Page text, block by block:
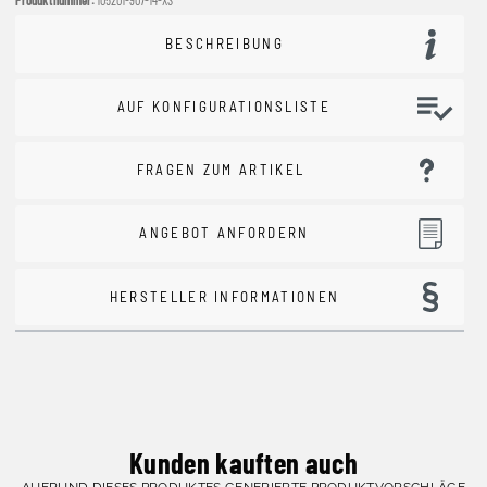
BESCHREIBUNG
AUF KONFIGURATIONSLISTE
FRAGEN ZUM ARTIKEL
ANGEBOT ANFORDERN
HERSTELLER INFORMATIONEN
Kunden kauften auch